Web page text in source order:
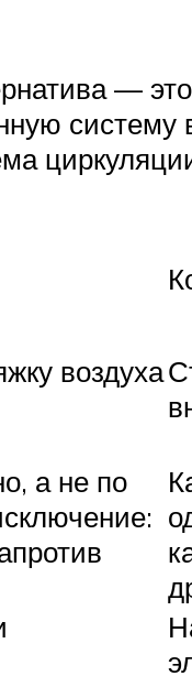
—
воздуха
а не по